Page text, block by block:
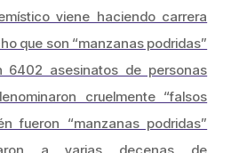
viene haciendo carrera
que son “manzanas podridas”
6402 asesinatos de personas
cruelmente “falsos
fueron “manzanas podridas”